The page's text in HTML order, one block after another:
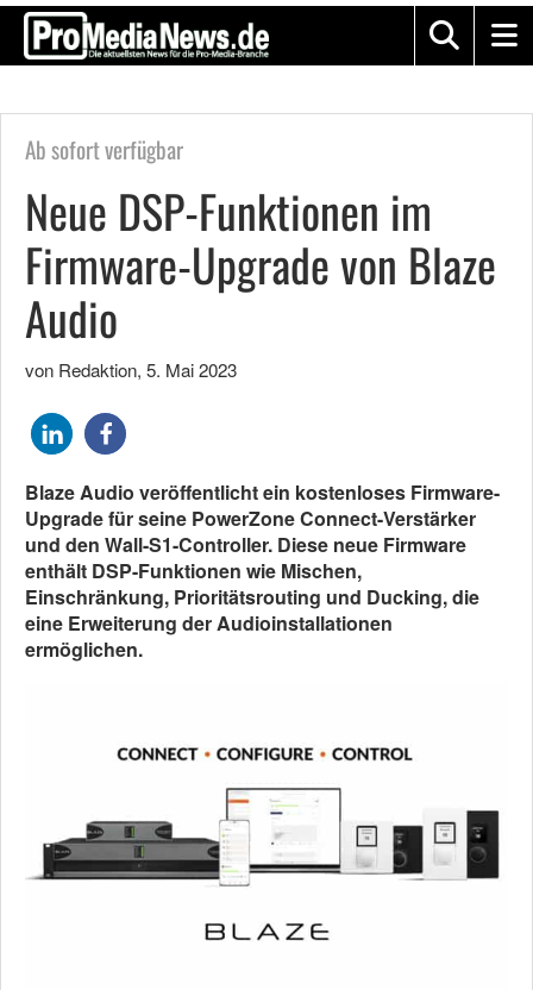
Ab sofort verfügbar
Neue DSP-Funktionen im
Firmware-Upgrade von Blaze
Audio
von Redaktion, 5. Mai 2023
Blaze Audio veröffentlicht ein kostenloses Firmware-
Upgrade für seine PowerZone Connect-Verstärker
und den Wall-S1-Controller. Diese neue Firmware
enthält DSP-Funktionen wie Mischen,
Einschränkung, Prioritätsrouting und Ducking, die
eine Erweiterung der Audioinstallationen
ermöglichen.